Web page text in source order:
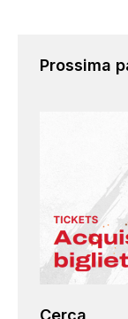
Prossima
Cerca